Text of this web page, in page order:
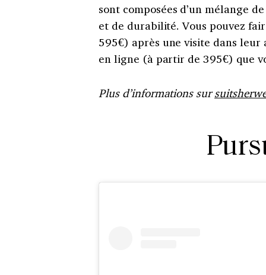
sont composées d’un mélange
et de durabilité. Vous pouvez
595€) après une visite dans
en ligne (à partir de 395€) que
Plus d’informations sur